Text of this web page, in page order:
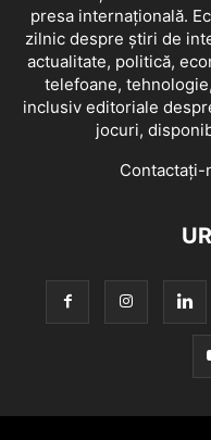
presa internațională.
zilnic despre știri de
actualitate, politică,
telefoane,
inclusiv editoriale
jocuri,
Contactați-